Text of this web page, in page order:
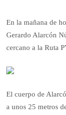
En la mañana de
Gerardo Alarcón
cercano a la Ruta
El cuerpo de
a unos 25 metros